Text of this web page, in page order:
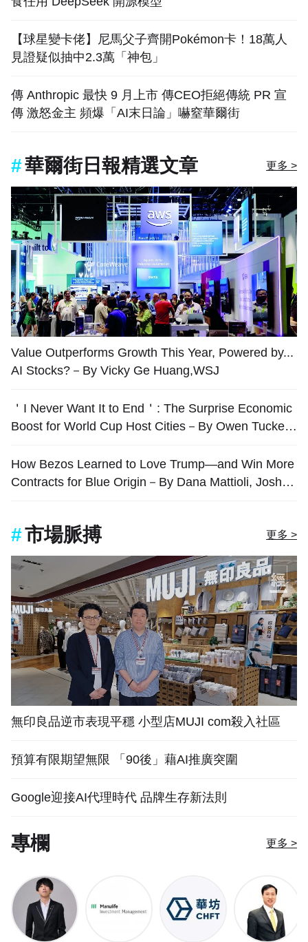
【球星變卡佬】尼馬父子齊開Pokémon卡！18萬人
見證疑似抽中2.3萬「神包」
傳 Anthropic 最快 9 月上市 傳CEO拒絕傳統 PR 宣
傳 激怒金主 頻爆「AI末日論」嚇窒華爾街
華爾街日報精選文章 更多 >
Value Outperforms Growth This Year, Powered by...
AI Stocks?－By Vicky Ge Huang,WSJ
＇I Never Want It to End＇: The Surprise Economic
Boost for World Cup Host Cities－By Owen Tucker-
How Bezos Learned to Love Trump—and Win More
Contracts for Blue Origin－By Dana Mattioli, Josh D
市場脈搏 更多 >
無印良品逆市表現平穩 小型店MUJI com殺入社區
預算有限期望無限 「90後」藉AI推廣突圍
Google迎接AI代理時代 品牌生存新法則
專欄 更多 >